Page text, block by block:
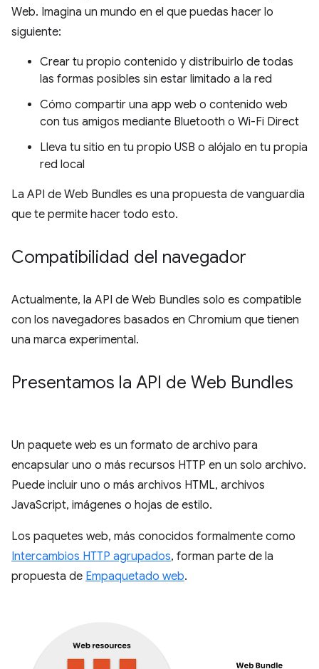
Web. Imagina un mundo en el que puedas hacer lo
siguiente:
Crear tu propio contenido y distribuirlo de todas
las formas posibles sin estar limitado a la red
Cómo compartir una app web o contenido web
con tus amigos mediante Bluetooth o Wi-Fi Direct
Lleva tu sitio en tu propio USB o alójalo en tu propia
red local
La API de Web Bundles es una propuesta de vanguardia
que te permite hacer todo esto.
Compatibilidad del navegador
Actualmente, la API de Web Bundles solo es compatible
con los navegadores basados en Chromium que tienen
una marca experimental.
Presentamos la API de Web Bundles
Un paquete web es un formato de archivo para
encapsular uno o más recursos HTTP en un solo archivo.
Puede incluir uno o más archivos HTML, archivos
JavaScript, imágenes o hojas de estilo.
Los paquetes web, más conocidos formalmente como
Intercambios HTTP agrupados, forman parte de la
propuesta de Empaquetado web.